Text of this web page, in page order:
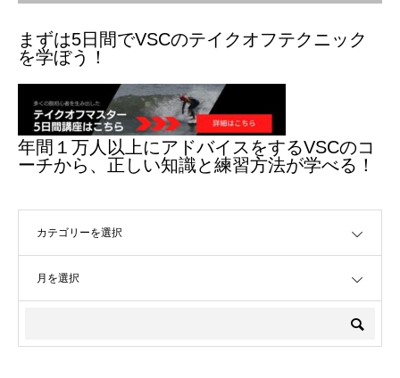
まずは5日間でVSCのテイクオフテクニック
を学ぼう！
年間１万人以上にアドバイスをするVSCのコ
ーチから、正しい知識と練習方法が学べる！